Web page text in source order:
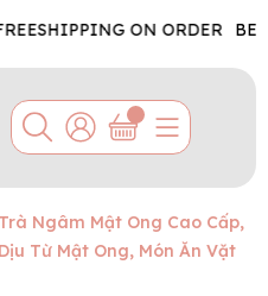
ON ORDER
Ngâm Mật Ong Cao Cấp,
Từ Mật Ong, Món Ăn Vặt